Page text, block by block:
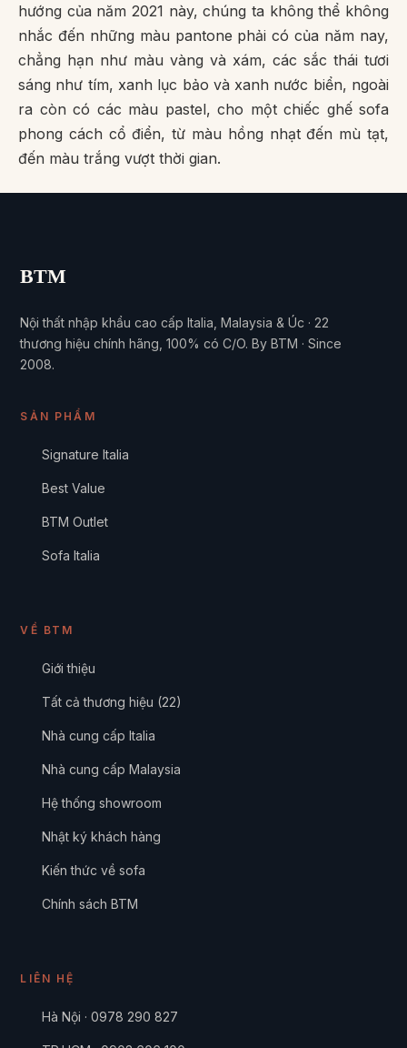
hướng của năm 2021 này, chúng ta không thể không
nhắc đến những màu pantone phải có của năm nay,
chẳng hạn như màu vàng và xám, các sắc thái tươi
sáng như tím, xanh lục bảo và xanh nước biển, ngoài
ra còn có các màu pastel, cho một chiếc ghế sofa
phong cách cổ điển, từ màu hồng nhạt đến mù tạt,
đến màu trắng vượt thời gian.
BTM
Nội thất nhập khẩu cao cấp Italia, Malaysia & Úc · 22
thương hiệu chính hãng, 100% có C/O. By BTM · Since
2008.
SẢN PHẨM
Signature Italia
Best Value
BTM Outlet
Sofa Italia
VỀ BTM
Giới thiệu
Tất cả thương hiệu (22)
Nhà cung cấp Italia
Nhà cung cấp Malaysia
Hệ thống showroom
Nhật ký khách hàng
Kiến thức về sofa
Chính sách BTM
LIÊN HỆ
Hà Nội · 0978 290 827